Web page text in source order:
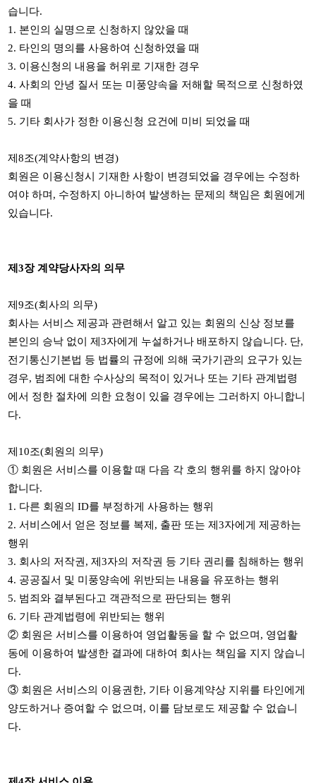
습니다.
1. 본인의 실명으로 신청하지 않았을 때
2. 타인의 명의를 사용하여 신청하였을 때
3. 이용신청의 내용을 허위로 기재한 경우
4.사회의 안녕 질서 또는 미풍양속을 저해할 목적으로 신청하였
을 때
5. 기타 회사가 정한 이용신청 요건에 미비 되었을 때
제8조(계약사항의 변경)
회원은 이용신청시 기재한 사항이 변경되었을 경우에는 수정하
여야 하며 , 수정하지 아니하여 발생하는 문제의 책임은 회원에게
있습니다.
제3장 계약당사자의 의무
제9조(회사의 의무)
회사는 서비스 제공과 관련해서 알고 있는 회원의 신상 정보를
본인의 승낙 없이 제3자에게 누설하거나 배포하지 않습니다. 단,
전기통신기본법 등 법률의 규정에 의해 국가기관의 요구가 있는
경우, 범죄에 대한 수사상의 목적이 있거나 또는 기타 관계법령
에서 정한 절차에 의한 요청이 있을 경우에는 그러하지 아니합니
다.
제 10조(회원의 의무)
① 회원은 서비스를 이용할 때 다음 각 호의 행위를 하지 않아야
합니다.
1. 다른 회원의ID를 부정하게 사용하는 행위
2.서비스에서 얻은 정보를 복제 , 출판 또는 제3자에게 제공하는
행위
3. 회사의 저작권 ,제3자의 저작권 등 기타 권리를 침해하는 행위
4. 공공질서 및 미풍양속에 위반되는 내용을 유포하는 행위
5. 범죄와 결부된다고 객관적으로 판단되는 행위
6. 기타 관계법령에 위반되는 행위
② 회원은 서비스를 이용하여 영업활동을 할 수 없으며 , 영업활
동에 이용하여 발생한 결과에 대하여 회사는 책임을 지지 않습니
다.
③ 회원은 서비스의 이용권한, 기타 이용계약상 지위를 타인에게
양도하거나 증여할 수 없으며 , 이를 담보로도 제공할 수 없습니
다.